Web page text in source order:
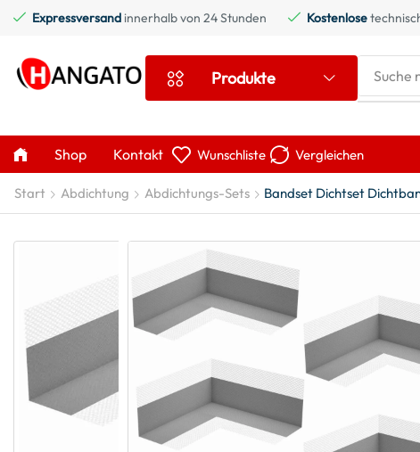
Expressversand innerhalb von 24 Stunden Kostenlose
Produkte Suche
Shop Kontakt Wunschliste Vergleichen
Start Abdichtung Abdichtungs-Sets Bandset Dichtset